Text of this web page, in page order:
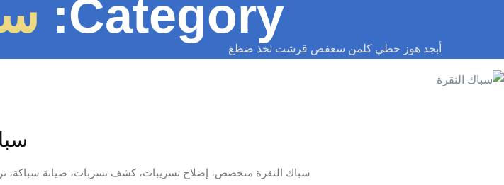
Category:
أبجد هوز حطي كلمن سعفص قرشت ثخذ ضظغ
سباك
سباك النقرة متخصص، إصلاح تسريبات، كشف تسربات، صيانة سباكة،